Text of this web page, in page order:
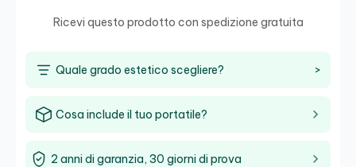
Ricevi questo prodotto con spedizione gratuita
Quale grado estetico scegliere? >
Cosa include il tuo portatile?
2 anni di garanzia, 30 giorni di prova